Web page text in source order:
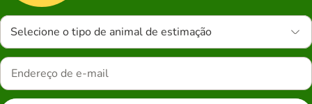
Selecione o tipo de animal de estimação